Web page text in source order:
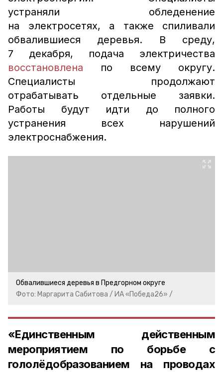
устраняли обледенение
на электросетях, а также спиливали
обвалившиеся деревья. В среду,
7 декабря, подача электричества
восстановлена по всему округу.
Специалисты продолжают
отрабатывать отдельные заявки.
Работы будут идти до полного
устранения всех нарушений
электроснабжения.
Обвалившиеся деревья в Предгорном округе
Фото: Маргарита Сабитова / ИА «Победа26» /
«Единственным действенным
мероприятием по борьбе с
гололёдобразованием на проводах